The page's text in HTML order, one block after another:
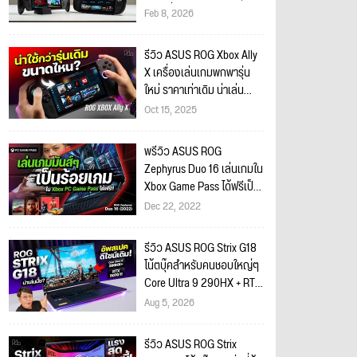
ไหนดีที่สุด ?
Feb 8, 2026
รีวิว ASUS ROG Xbox Ally
X เครื่องเล่นเกมพกพารุ่น
ใหม่ ราคาเท่าเดิม น่าเล่น
ขนาดไหนจากรุ่นแรก ??
Oct 15, 2025
พรีวิว ASUS ROG
Zephyrus Duo 16 เล่นเกมใน
Xbox Game Pass ได้ฟรีเป็น
ร้อยนเกม!!
Dec 22, 2022
รีวิว ASUS ROG Strix G18
โน้ตบุ๊คสำหรับคนชอบใหญ่ๆ
Core Ultra 9 290HX + RTX
5070 Ti น่าโดนขนาดไหน?
Aug 5, 2026
รีวิว ASUS ROG Strix